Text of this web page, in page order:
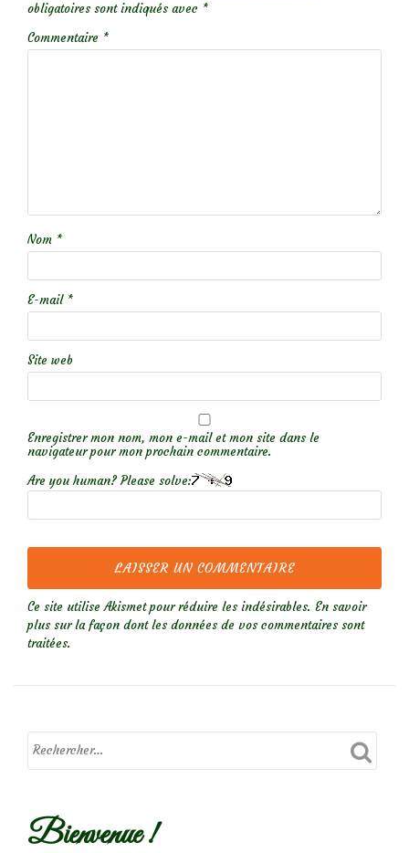
obligatoires sont indiqués avec *
Commentaire *
Nom *
E-mail *
Site web
Enregistrer mon nom, mon e-mail et mon site dans le
navigateur pour mon prochain commentaire.
Are you human? Please solve:
Ce site utilise Akismet pour réduire les indésirables. En savoir
plus sur la façon dont les données de vos commentaires sont
traitées.
Bienvenue !